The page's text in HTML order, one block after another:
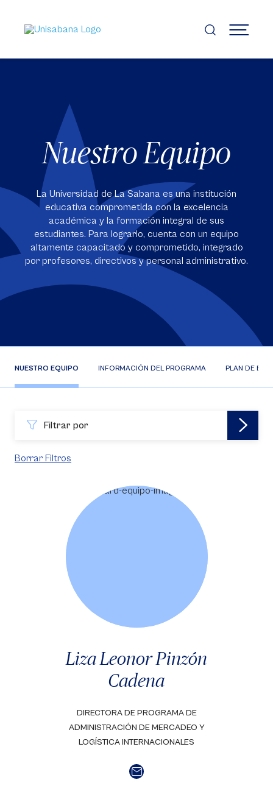
contenido
principal
MENÚ
Nuestro Equipo
La Universidad de La Sabana es una institución
educativa comprometida con la excelencia
académica y la formación integral de sus
estudiantes. Para lograrlo, cuenta con un equipo
altamente capacitado y comprometido, integrado
por profesores, directivos y personal administrativo.
NUESTRO EQUIPO INFORMACIÓN DEL PROGRAMA PLAN DE
Filtrar por
Borrar Filtros
Liza Leonor Pinzón
Cadena
DIRECTORA DE PROGRAMA DE
ADMINISTRACIÓN DE MERCADEO Y
LOGÍSTICA INTERNACIONALES